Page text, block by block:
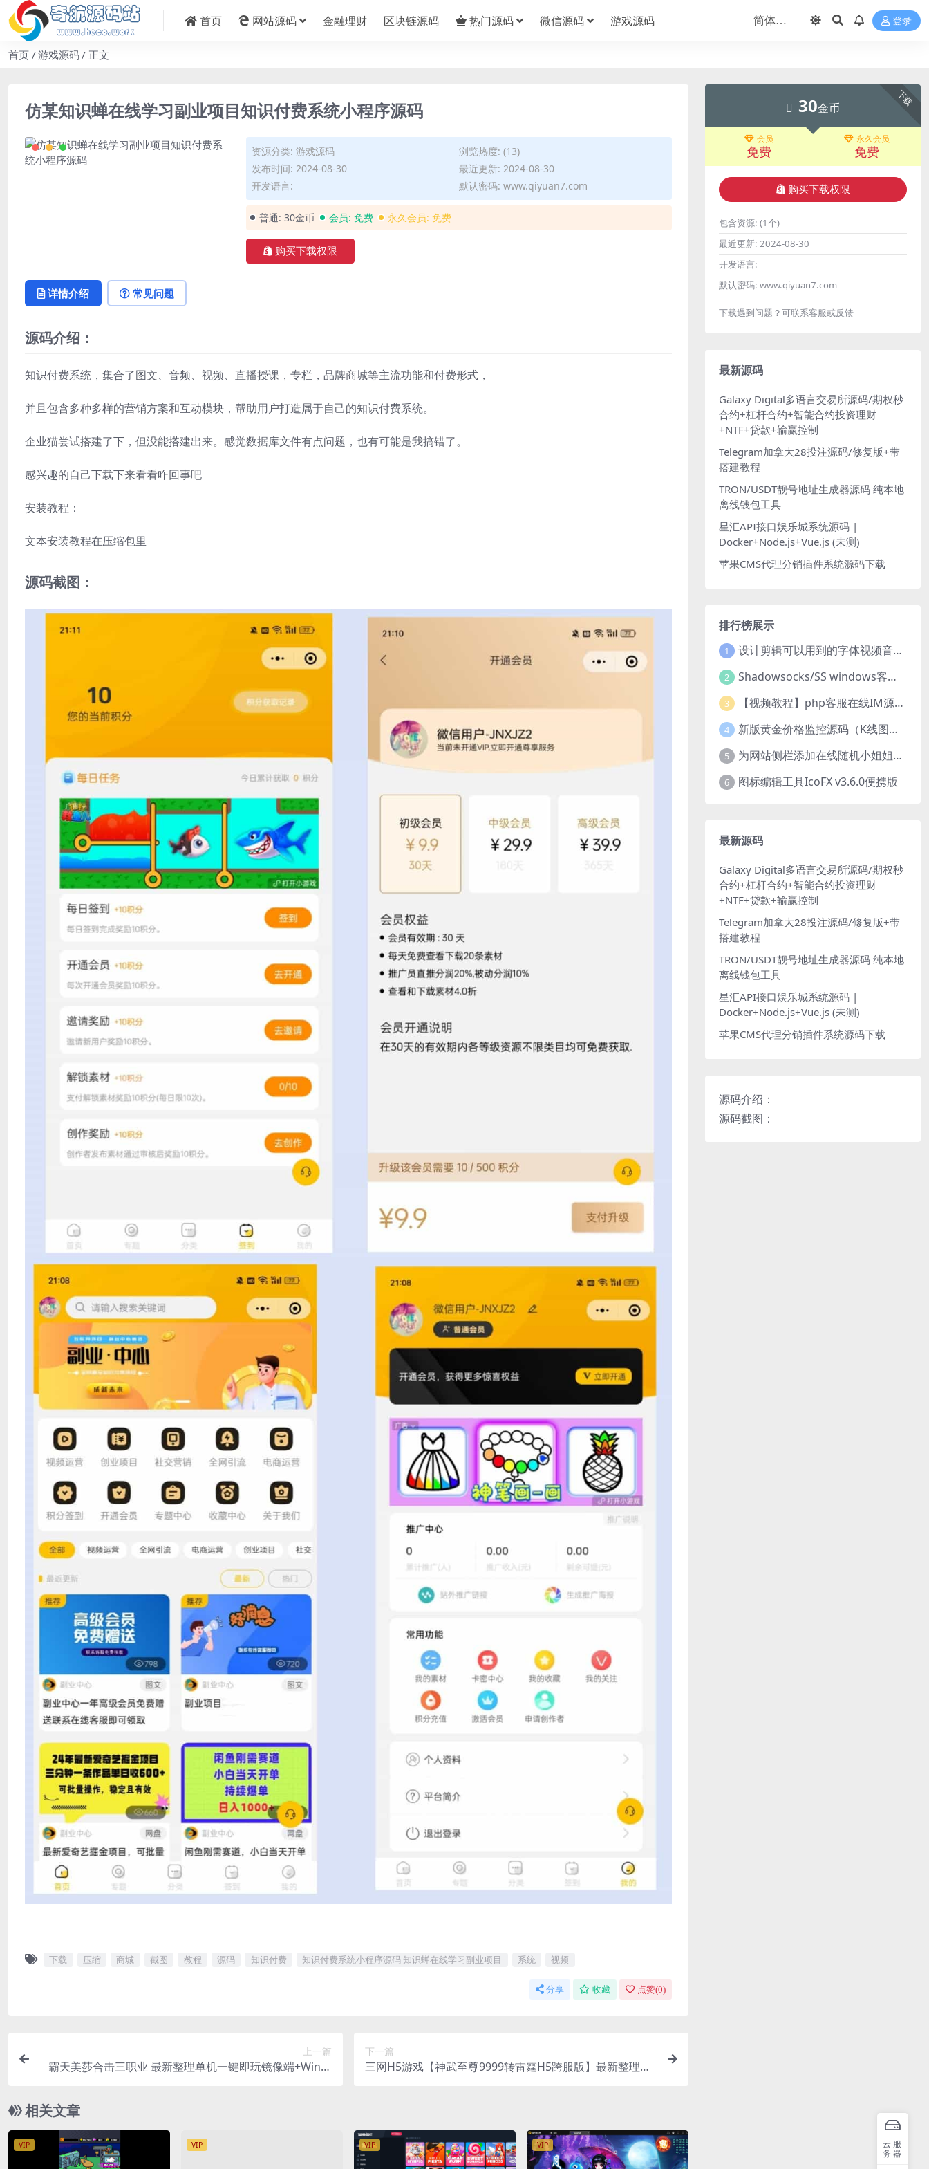
首页 网站源码 金融理财 区块链源码 热门源码 微信源码 游戏源码 登录
首页 游戏源码 正文
仿某知识蝉在线学习副业项目知识付费系统小程序源码
资源分类: 游戏源码
浏览热度: (13)
发布时间: 2024-08-30
最近更新: 2024-08-30
开发语言:
默认密码: www.qiyuan7.com
普通: 30金币 会员: 免费 永久会员: 免费
购买下载权限
详情介绍 常见问题
源码介绍：
知识付费系统，集合了图文、音频、视频、直播授课，专栏，品牌商城等主流功能和付费形式，
并且包含多种多样的营销方案和互动模块，帮助用户打造属于自己的知识付费系统。
企业猫尝试搭建了下，但没能搭建出来。感觉数据库文件有点问题，也有可能是我搞错了。
感兴趣的自己下载下来看看咋回事吧
安装教程：
文本安装教程在压缩包里
源码截图：
下载 压缩 商城 截图 教程 源码 知识付费 知识付费系统小程序源码 知识蝉在线学习副业项目 系统 视频
分享 收藏 点赞(0)
上一篇
霸天美莎合击三职业 最新整理单机一键即玩镜像端+Win系
下一篇
三网H5游戏【神武至尊9999转雷霆H5跨服版】最新整理单
相关文章
VIP VIP VIP VIP
下载
30金币
会员
免费
永久会员
免费
购买下载权限
包含资源: (1个)
最近更新: 2024-08-30
开发语言:
默认密码: www.qiyuan7.com
下载遇到问题？可联系客服或反馈
最新源码
Galaxy Digital多语言交易所源码/期权秒
合约+杠杆合约+智能合约投资理财
+NTF+贷款+输赢控制
Telegram加拿大28投注源码/修复版+带
搭建教程
TRON/USDT靓号地址生成器源码 纯本地
离线钱包工具
星汇API接口娱乐城系统源码 |
Docker+Node.js+Vue.js (未测)
苹果CMS代理分销插件系统源码下载
排行榜展示
1 设计剪辑可以用到的字体视频音乐音效素材
2 Shadowsocks/SS windows客户端下载
3 【视频教程】php客服在线IM源码 网页在线客服软件代码
4 新版黄金价格监控源码（K线图模块，黄金舆情模块，AI智能客服源码）
5 为网站侧栏添加在线随机小姐姐视频小功能源码
6 图标编辑工具IcoFX v3.6.0便携版
最新源码
Galaxy Digital多语言交易所源码/期权秒
合约+杠杆合约+智能合约投资理财
+NTF+贷款+输赢控制
Telegram加拿大28投注源码/修复版+带
搭建教程
TRON/USDT靓号地址生成器源码 纯本地
离线钱包工具
星汇API接口娱乐城系统源码 |
Docker+Node.js+Vue.js (未测)
苹果CMS代理分销插件系统源码下载
源码介绍：
源码截图：
云服
务器